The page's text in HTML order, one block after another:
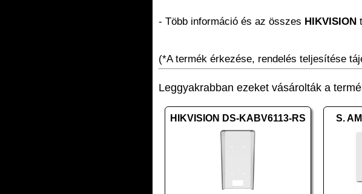
- Több információ és az összes HIKVISION
(*A termék érkezése, rendelés teljesítése
Leggyakrabban ezeket vásárolták a
HIKVISION DS-KABV6113-RS S.